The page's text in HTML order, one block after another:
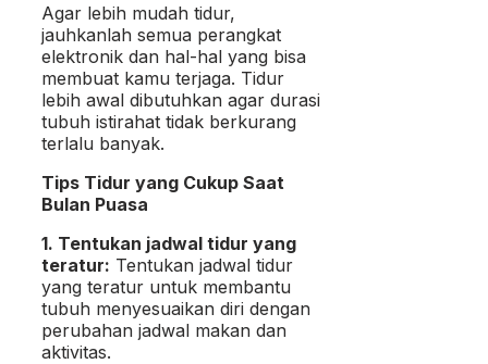
Agar lebih mudah tidur,
jauhkanlah semua perangkat
elektronik dan hal-hal yang bisa
membuat kamu terjaga. Tidur
lebih awal dibutuhkan agar durasi
tubuh istirahat tidak berkurang
terlalu banyak.
Tips Tidur yang Cukup Saat
Bulan Puasa
1. Tentukan jadwal tidur yang
teratur: Tentukan jadwal tidur
yang teratur untuk membantu
tubuh menyesuaikan diri dengan
perubahan jadwal makan dan
aktivitas.